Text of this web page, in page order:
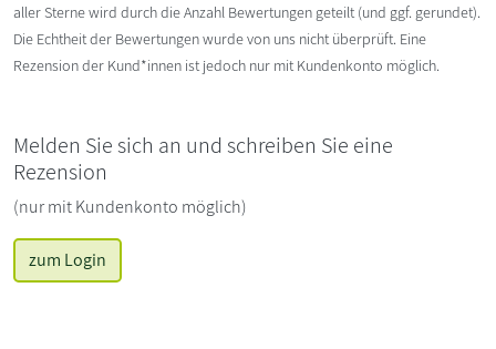
aller Sterne wird durch die Anzahl Bewertungen geteilt (und ggf. gerundet).
Die Echtheit der Bewertungen wurde von uns nicht überprüft. Eine
Rezension der Kund*innen ist jedoch nur mit Kundenkonto möglich.
Melden Sie sich an und schreiben Sie eine
Rezension
(nur mit Kundenkonto möglich)
zum Login